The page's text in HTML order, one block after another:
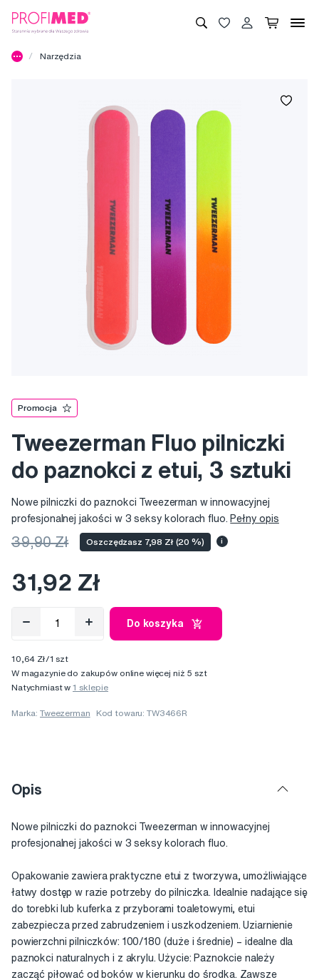
Narzędzia
Promocja
Tweezerman Fluo pilniczki
do paznokci z etui, 3 sztuki
Nowe pilniczki do paznokci Tweezerman w innowacyjnej
profesjonalnej jakości w 3 seksy kolorach fluo. Pełny opis
39,90 Zł Oszczędzasz 7,98 Zł (20 %) i
31,92 Zł
Do koszyka
10,64 Zł/1 szt
W magazynie do zakupów online więcej niż 5 szt
Natychmiast w1 sklepie
Marka:Tweezerman Kod towaru: TW3466R
Opis
Nowe pilniczki do paznokci Tweezerman w innowacyjnej
profesjonalnej jakości w 3 seksy kolorach fluo.
Opakowanie zawiera praktyczne etui z tworzywa, umożliwiające
łatwy dostęp w razie potrzeby do pilniczka. Idealnie nadające się
do torebki lub kuferka z przyborami toaletowymi, etui
zabezpiecza przed zabrudzeniem i uszkodzeniem. Uziarnienie
powierzchni pilniczków: 100/180 (duże i średnie) – idealne dla
paznokci naturalnych i z akrylu. Użycie: Paznokcie należy
zacząć piłować od boków w kierunku do środka. Zawsze